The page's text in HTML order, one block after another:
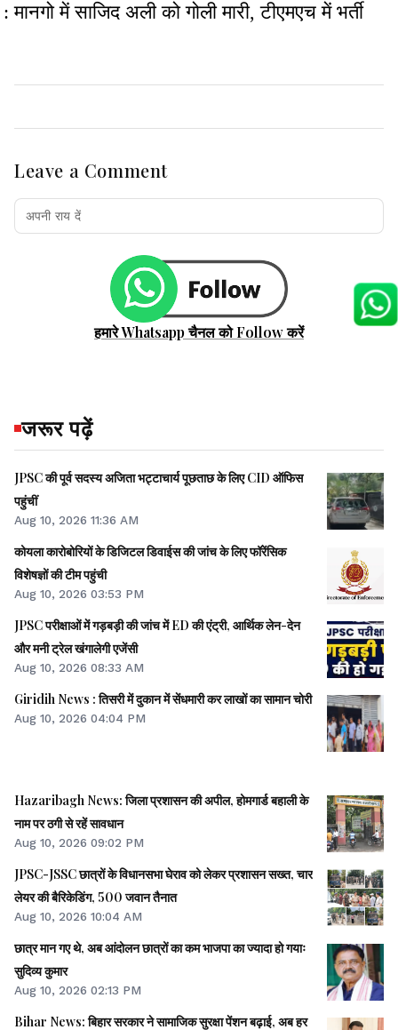
: मानगो में साजिद अली को गोली मारी, टीएमएच में भर्ती
Leave a Comment
हमारे Whatsapp चैनल को Follow करें
जरूर पढ़ें
JPSC की पूर्व सदस्य अजिता भट्टाचार्य पूछताछ के लिए CID ऑफिस
पहुंचीं
Aug 10, 2026 11:36 AM
कोयला कारोबोरियों के डिजिटल डिवाईस की जांच के लिए फॉरेंसिक
विशेषज्ञों की टीम पहुंची
Aug 10, 2026 03:53 PM
JPSC परीक्षाओं में गड़बड़ी की जांच में ED की एंट्री, आर्थिक लेन-देन
और मनी ट्रेल खंगालेगी एजेंसी
Aug 10, 2026 08:33 AM
Giridih News : तिसरी में दुकान में सेंधमारी कर लाखों का सामान चोरी
Aug 10, 2026 04:04 PM
Hazaribagh News: जिला प्रशासन की अपील, होमगार्ड बहाली के
नाम पर ठगी से रहें सावधान
Aug 10, 2026 09:02 PM
JPSC-JSSC छात्रों के विधानसभा घेराव को लेकर प्रशासन सख्त, चार
लेयर की बैरिकेडिंग, 500 जवान तैनात
Aug 10, 2026 10:04 AM
छात्र मान गए थे, अब आंदोलन छात्रों का कम भाजपा का ज्यादा हो गयाः
सुदिव्य कुमार
Aug 10, 2026 02:13 PM
Bihar News: बिहार सरकार ने सामाजिक सुरक्षा पेंशन बढ़ाई, अब हर